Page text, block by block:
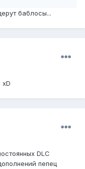
баблосы...
xD
DLC
пепец